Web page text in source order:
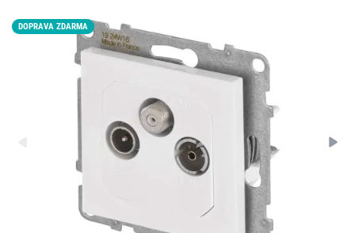
DOPRAVA ZDARMA